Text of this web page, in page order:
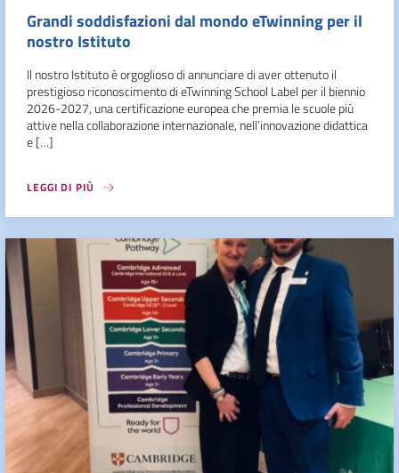
Grandi soddisfazioni dal mondo eTwinning per il
nostro Istituto
Il nostro Istituto è orgoglioso di annunciare di aver ottenuto il
prestigioso riconoscimento di eTwinning School Label per il biennio
2026-2027, una certificazione europea che premia le scuole più
attive nella collaborazione internazionale, nell’innovazione didattica
e […]
LEGGI DI PIÙ